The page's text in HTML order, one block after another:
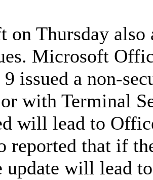
on Thursday also
Microsoft
issued a non-
with Terminal
will lead to
reported that if
update will lead